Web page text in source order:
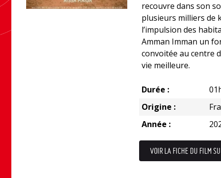
recouvre dans son
plusieurs milliers de
l’impulsion des
Amman Imman un
convoitée au centre
vie meilleure.
Durée :
Origine :
Année :
VOIR LA FICHE DU FILM